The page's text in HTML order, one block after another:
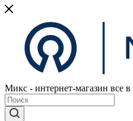
Микс - интернет-магазин все